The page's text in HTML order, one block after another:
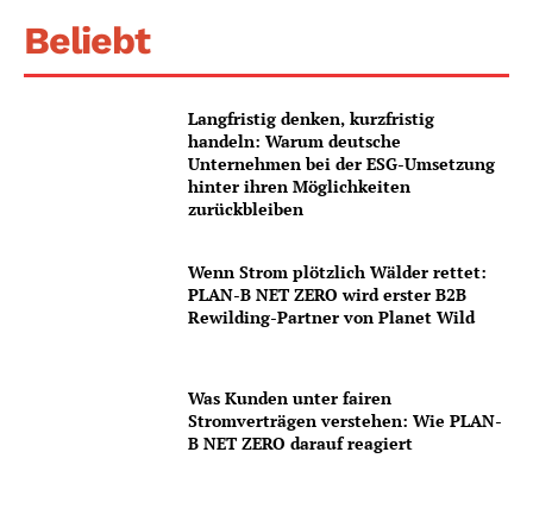
Beliebt
Langfristig denken, kurzfristig
handeln: Warum deutsche
Unternehmen bei der ESG-Umsetzung
hinter ihren Möglichkeiten
zurückbleiben
Wenn Strom plötzlich Wälder rettet:
PLAN-B NET ZERO wird erster B2B
Rewilding-Partner von Planet Wild
Was Kunden unter fairen
Stromverträgen verstehen: Wie PLAN-
B NET ZERO darauf reagiert